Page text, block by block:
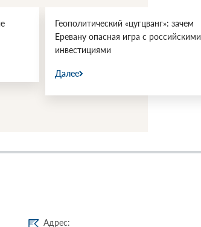
Геополитический «цугцванг»: зачем
Еревану опасная игра с российскими
инвестициями
Далее
Адрес: